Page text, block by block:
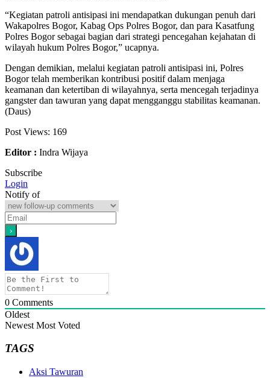
“Kegiatan patroli antisipasi ini mendapatkan dukungan penuh dari
Wakapolres Bogor, Kabag Ops Polres Bogor, dan para Kasatfung
Polres Bogor sebagai bagian dari strategi pencegahan kejahatan di
wilayah hukum Polres Bogor,” ucapnya.
Dengan demikian, melalui kegiatan patroli antisipasi ini, Polres
Bogor telah memberikan kontribusi positif dalam menjaga
keamanan dan ketertiban di wilayahnya, serta mencegah terjadinya
gangster dan tawuran yang dapat mengganggu stabilitas keamanan.
(Daus)
Post Views: 169
Editor : Indra Wijaya
Subscribe
Login
Notify of
0 Comments
Oldest
Newest Most Voted
TAGS
Aksi Tawuran